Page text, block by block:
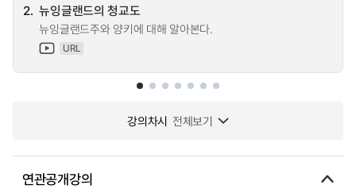
2. 뉴잉글랜드의 청교도
뉴잉글랜드주와 양키에 대해 알아본다.
URL
강의차시 전체보기
연관공개강의